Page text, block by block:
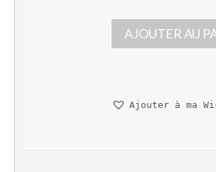
p
r
i
i
p
r
i
t
AJOUTER AU
Ajouter à ma